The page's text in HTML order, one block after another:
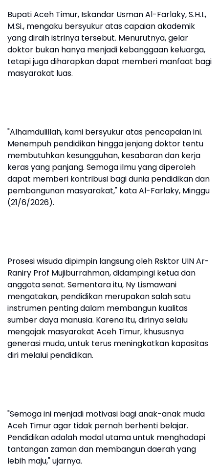
Bupati Aceh Timur, Iskandar Usman Al-Farlaky, S.H.I.,
M.Si., mengaku bersyukur atas capaian akademik
yang diraih istrinya tersebut. Menurutnya, gelar
doktor bukan hanya menjadi kebanggaan keluarga,
tetapi juga diharapkan dapat memberi manfaat bagi
masyarakat luas.
"Alhamdulillah, kami bersyukur atas pencapaian ini.
Menempuh pendidikan hingga jenjang doktor tentu
membutuhkan kesungguhan, kesabaran dan kerja
keras yang panjang. Semoga ilmu yang diperoleh
dapat memberi kontribusi bagi dunia pendidikan dan
pembangunan masyarakat," kata Al-Farlaky, Minggu
(21/6/2026).
Prosesi wisuda dipimpin langsung oleh Rsktor UIN Ar-
Raniry Prof Mujiburrahman, didampingi ketua dan
anggota senat. Sementara itu, Ny Lismawani
mengatakan, pendidikan merupakan salah satu
instrumen penting dalam membangun kualitas
sumber daya manusia. Karena itu, dirinya selalu
mengajak masyarakat Aceh Timur, khususnya
generasi muda, untuk terus meningkatkan kapasitas
diri melalui pendidikan.
"Semoga ini menjadi motivasi bagi anak-anak muda
Aceh Timur agar tidak pernah berhenti belajar.
Pendidikan adalah modal utama untuk menghadapi
tantangan zaman dan membangun daerah yang
lebih maju," ujarnya.